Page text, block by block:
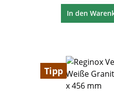
In den
Tipp